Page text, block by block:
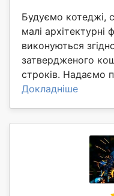
Будуємо котеджі,
малі архітектурні
виконуються
затвердженого
строків. Надаємо
Докладніше